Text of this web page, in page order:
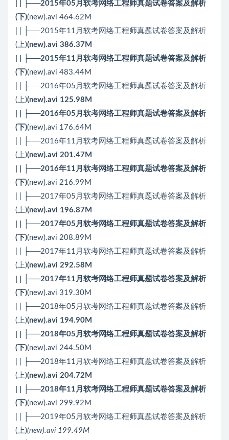
| | ├──2015年05月软考网络工程师真题试卷答案及解析
(下)(new).avi 464.62M
| | ├──2015年11月软考网络工程师真题试卷答案及解析
(上)(new).avi 386.37M
| | ├──2015年11月软考网络工程师真题试卷答案及解析
(下)(new).avi 483.44M
| | ├──2016年05月软考网络工程师真题试卷答案及解析
(上)(new).avi 125.98M
| | ├──2016年05月软考网络工程师真题试卷答案及解析
(下)(new).avi 176.64M
| | ├──2016年11月软考网络工程师真题试卷答案及解析
(上)(new).avi 201.47M
| | ├──2016年11月软考网络工程师真题试卷答案及解析
(下)(new).avi 216.99M
| | ├──2017年05月软考网络工程师真题试卷答案及解析
(上)(new).avi 196.87M
| | ├──2017年05月软考网络工程师真题试卷答案及解析
(下)(new).avi 208.89M
| | ├──2017年11月软考网络工程师真题试卷答案及解析
(上)(new).avi 292.58M
| | ├──2017年11月软考网络工程师真题试卷答案及解析
(下)(new).avi 319.30M
| | ├──2018年05月软考网络工程师真题试卷答案及解析
(上)(new).avi 194.90M
| | ├──2018年05月软考网络工程师真题试卷答案及解析
(下)(new).avi 244.50M
| | ├──2018年11月软考网络工程师真题试卷答案及解析
(上)(new).avi 204.72M
| | ├──2018年11月软考网络工程师真题试卷答案及解析
(下)(new).avi 299.92M
| | ├──2019年05月软考网络工程师真题试卷答案及解析
(上)(new).avi 199.49M